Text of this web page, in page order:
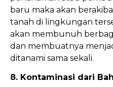
baru maka akan
tanah di lingkungan
akan membunuh
dan membuatnya
ditanami sama sekali.
8. Kontaminasi dari